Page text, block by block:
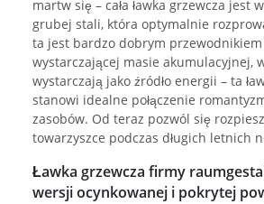
martw się – cała ławka grzewcza jest
grubej stali, która optymalnie
ta jest bardzo dobrym przewodnikiem
wystarczającej masie akumulacyjnej,
wystarczają jako źródło energii – ta
stanowi idealne połączenie
zasobów. Od teraz pozwól się
towarzyszce podczas długich letnich
Ławka grzewcza firmy
wersji ocynkowanej i pokrytej